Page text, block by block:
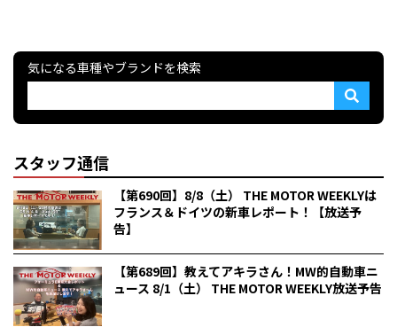
気になる車種やブランドを検索
スタッフ通信
【第690回】8/8（土） THE MOTOR WEEKLYは
フランス＆ドイツの新車レポート！【放送予
告】
【第689回】教えてアキラさん！MW的自動車ニ
ュース 8/1（土） THE MOTOR WEEKLY放送予告